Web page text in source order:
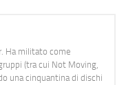
Ha militato come
(tra cui Not Moving,
una cinquantina di dischi